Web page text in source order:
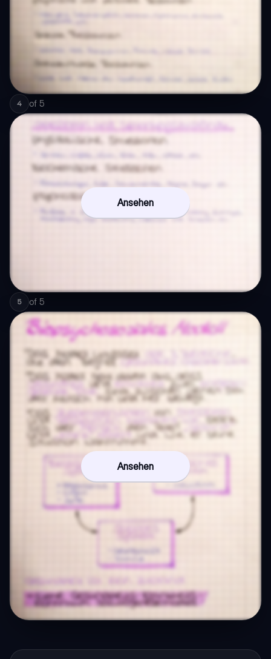
4 of 5
Ansehen
5 of 5
Ansehen